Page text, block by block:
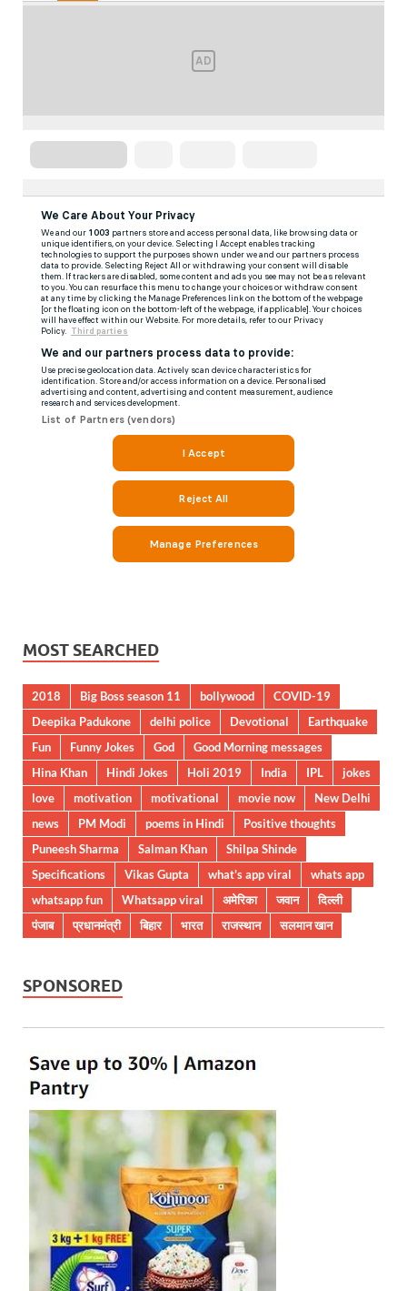
MOST SEARCHED
2018 Big Boss season 11 bollywood
COVID-19
Deepika Padukone
delhi police Devotional
Earthquake
Fun
Funny Jokes God
Good Morning messages
Hina Khan
Hindi Jokes Holi 2019 India IPL
jokes
love
motivation motivational movie now
New Delhi
news
PM Modi poems in Hindi
Positive thoughts
Puneesh Sharma
Salman Khan
Shilpa Shinde
Specifications
Vikas Gupta what's app viral
whats app
whatsapp fun
Whatsapp viral अमेरिका जवान
दिल्ली
पंजाब
प्रधानमंत्री बिहार भारत राजस्थान सलमान खान
SPONSORED